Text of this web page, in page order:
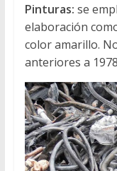
Pinturas: se
elaboración
color amarillo.
anteriores a